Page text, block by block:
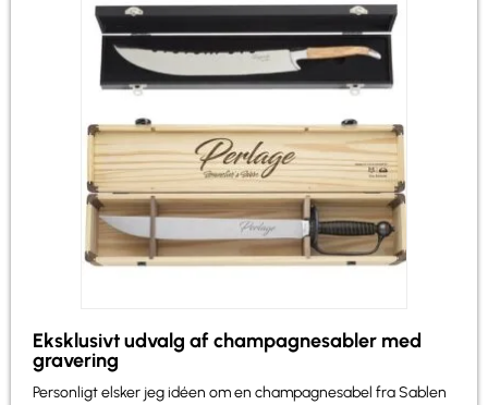
Eksklusivt udvalg af champagnesabler med
gravering
Personligt elsker jeg idéen om en champagnesabel fra Sablen